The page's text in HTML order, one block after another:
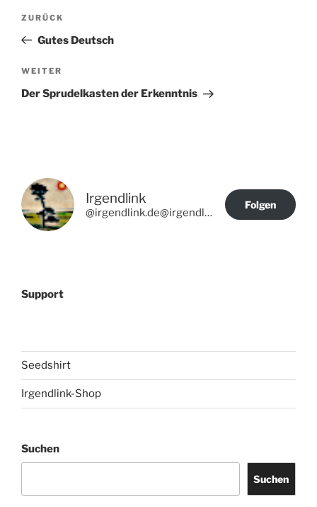
Beitragsnavigation
Vorheriger
Beitrag
ZURÜCK
Gutes Deutsch
Nächster
Beitrag
WEITER
Der Sprudelkasten der Erkenntnis
Irgendlink
@irgendlink.de@irgendlink.de
Folgen
Support
Seedshirt
Irgendlink-Shop
Suchen
Suchen